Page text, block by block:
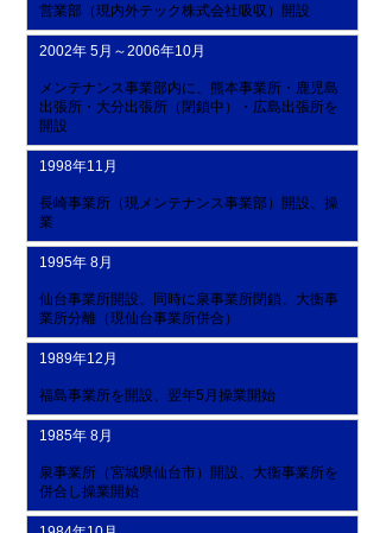
営業部（現内外テック株式会社吸収）開設
2002年 5月～2006年10月
メンテナンス事業部内に、熊本事業所・鹿児島
出張所・大分出張所（閉鎖中）・広島出張所を
開設
1998年11月
長崎事業所（現メンテナンス事業部）開設、操
業
1995年 8月
仙台事業所開設、同時に泉事業所閉鎖、大衡事
業所分離（現仙台事業所併合）
1989年12月
福島事業所を開設、翌年5月操業開始
1985年 8月
泉事業所（宮城県仙台市）開設、大衡事業所を
併合し操業開始